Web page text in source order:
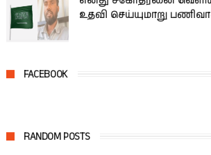
உதவி செய்யுமாறு
FACEBOOK
RANDOM POSTS